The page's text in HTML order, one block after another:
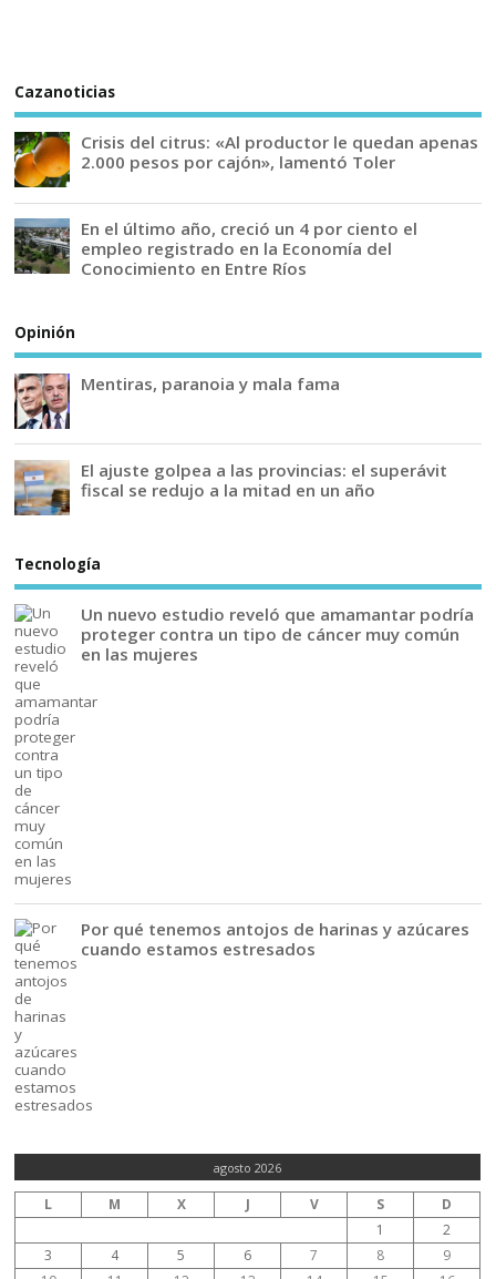
Cazanoticias
Crisis del citrus: «Al productor le quedan apenas
2.000 pesos por cajón», lamentó Toler
En el último año, creció un 4 por ciento el
empleo registrado en la Economía del
Conocimiento en Entre Ríos
Opinión
Mentiras, paranoia y mala fama
El ajuste golpea a las provincias: el superávit
fiscal se redujo a la mitad en un año
Tecnología
Un nuevo estudio reveló que amamantar podría
proteger contra un tipo de cáncer muy común
en las mujeres
Por qué tenemos antojos de harinas y azúcares
cuando estamos estresados
agosto 2026
L M X J V S
D
1
2
3
4 5 6 7 8
9